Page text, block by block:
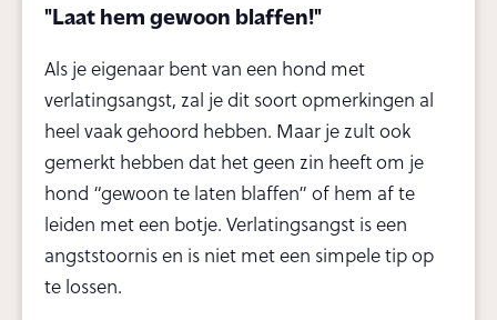
"Laat hem gewoon blaffen!"
Als je eigenaar bent van een hond met
verlatingsangst, zal je dit soort opmerkingen al
heel vaak gehoord hebben. Maar je zult ook
gemerkt hebben dat het geen zin heeft om je
hond “gewoon te laten blaffen” of hem af te
leiden met een botje. Verlatingsangst is een
angststoornis en is niet met een simpele tip op
te lossen.